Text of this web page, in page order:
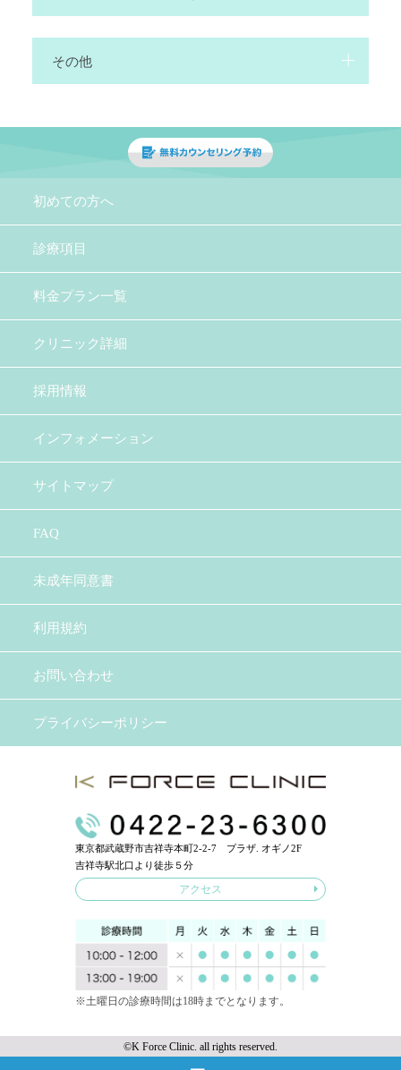
その他
初めての方へ
診療項目
料金プラン一覧
クリニック詳細
採用情報
インフォメーション
サイトマップ
FAQ
未成年同意書
利用規約
お問い合わせ
プライバシーポリシー
東京都武蔵野市吉祥寺本町2-2-7 プラザ. オギノ2F
吉祥寺駅北口より徒歩５分
アクセス
※土曜日の診療時間は18時までとなります。
©K Force Clinic. all rights reserved.